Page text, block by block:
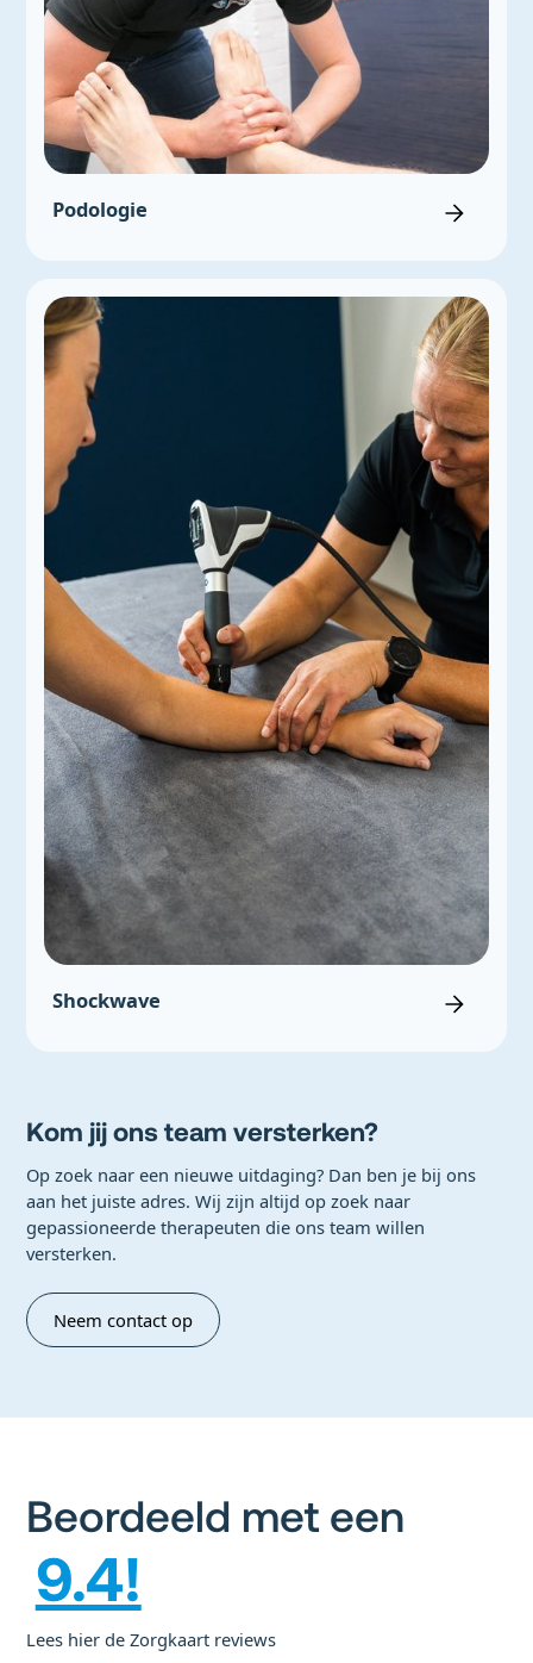
Podologie
Shockwave
Kom jij ons team versterken?
Op zoek naar een nieuwe uitdaging? Dan ben je bij ons
aan het juiste adres. Wij zijn altijd op zoek naar
gepassioneerde therapeuten die ons team willen
versterken.
Neem contact op
Beordeeld met een
9.4!
Lees hier de Zorgkaart reviews